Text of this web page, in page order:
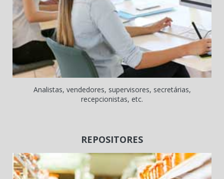
Analistas, vendedores, supervisores, secretárias,
recepcionistas, etc.
REPOSITORES